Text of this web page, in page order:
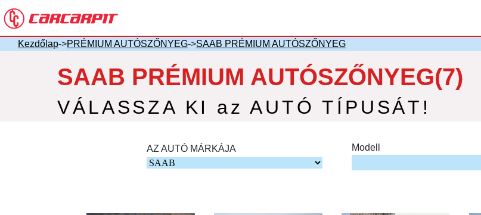
Kezdőlap->PRÉMIUM AUTÓSZŐNYEG->SAAB PRÉMIUM AUTÓSZŐNYEG
SAAB PRÉMIUM AUTÓSZŐNYEG(7)
VÁLASSZA KI az AUTÓ TÍPUSÁT!
AZ AUTÓ MÁRKÁJA
Modell